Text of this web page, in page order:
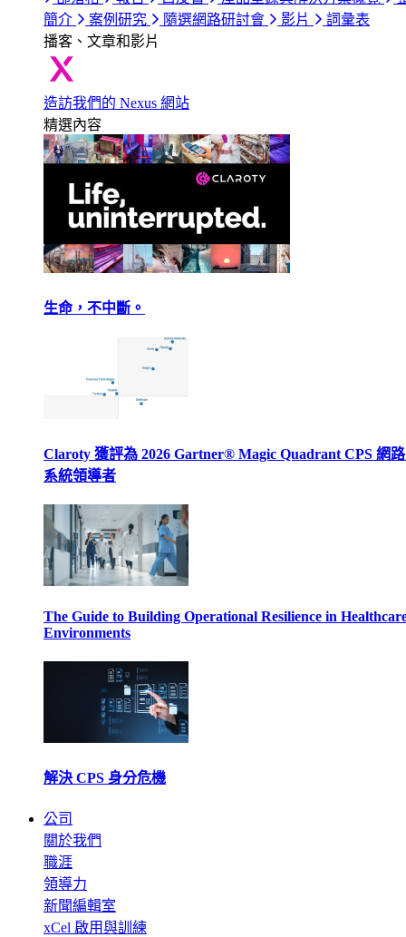
簡介
案例研究 隨選網路研討會 影片
詞彙表
播客、文章和影片
造訪我們的 Nexus 網站
精選內容
生命，不中斷。
Claroty 獲評為 2026 Gartner® Magic Quadrant CPS 網
系統領導者
The Guide to Building Operational Resilience in
Environments
解決 CPS 身分危機
公司
關於我們
職涯
領導力
新聞編輯室
xCel 啟用與訓練